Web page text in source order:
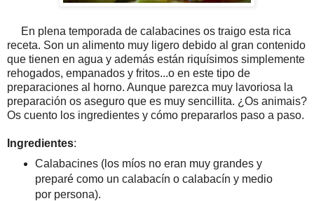
En plena temporada de calabacines os traigo esta rica
receta. Son un alimento muy ligero debido al gran contenido
que tienen en agua y además están riquísimos simplemente
rehogados, empanados y fritos...o en este tipo de
preparaciones al horno. Aunque parezca muy lavoriosa la
preparación os aseguro que es muy sencillita. ¿Os animais?
Os cuento los ingredientes y cómo prepararlos paso a paso.
Ingredientes:
Calabacines (los míos no eran muy grandes y
preparé como un calabacín o calabacín y medio
por persona).